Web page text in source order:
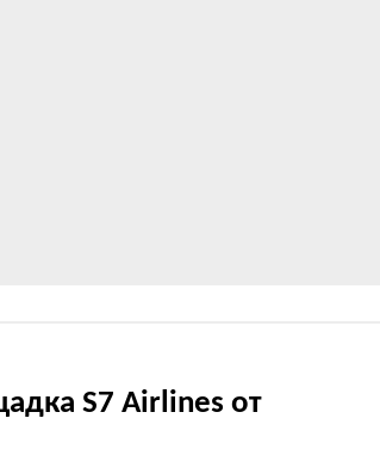
S7 Airlines от